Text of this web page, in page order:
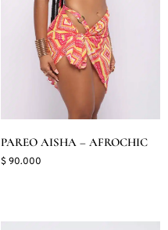
PAREO AISHA – AFROCHIC
$90.000